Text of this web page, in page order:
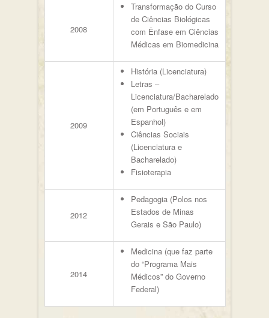
2008
Transformação do Curso
de Ciências Biológicas
com Ênfase em Ciências
Médicas em Biomedicina
2009
História (Licenciatura)
Letras –
Licenciatura/Bacharelado
(em Português e em
Espanhol)
Ciências Sociais
(Licenciatura e
Bacharelado)
Fisioterapia
2012
Pedagogia (Polos nos
Estados de Minas
Gerais e São Paulo)
2014
Medicina (que faz parte
do “Programa Mais
Médicos” do Governo
Federal)